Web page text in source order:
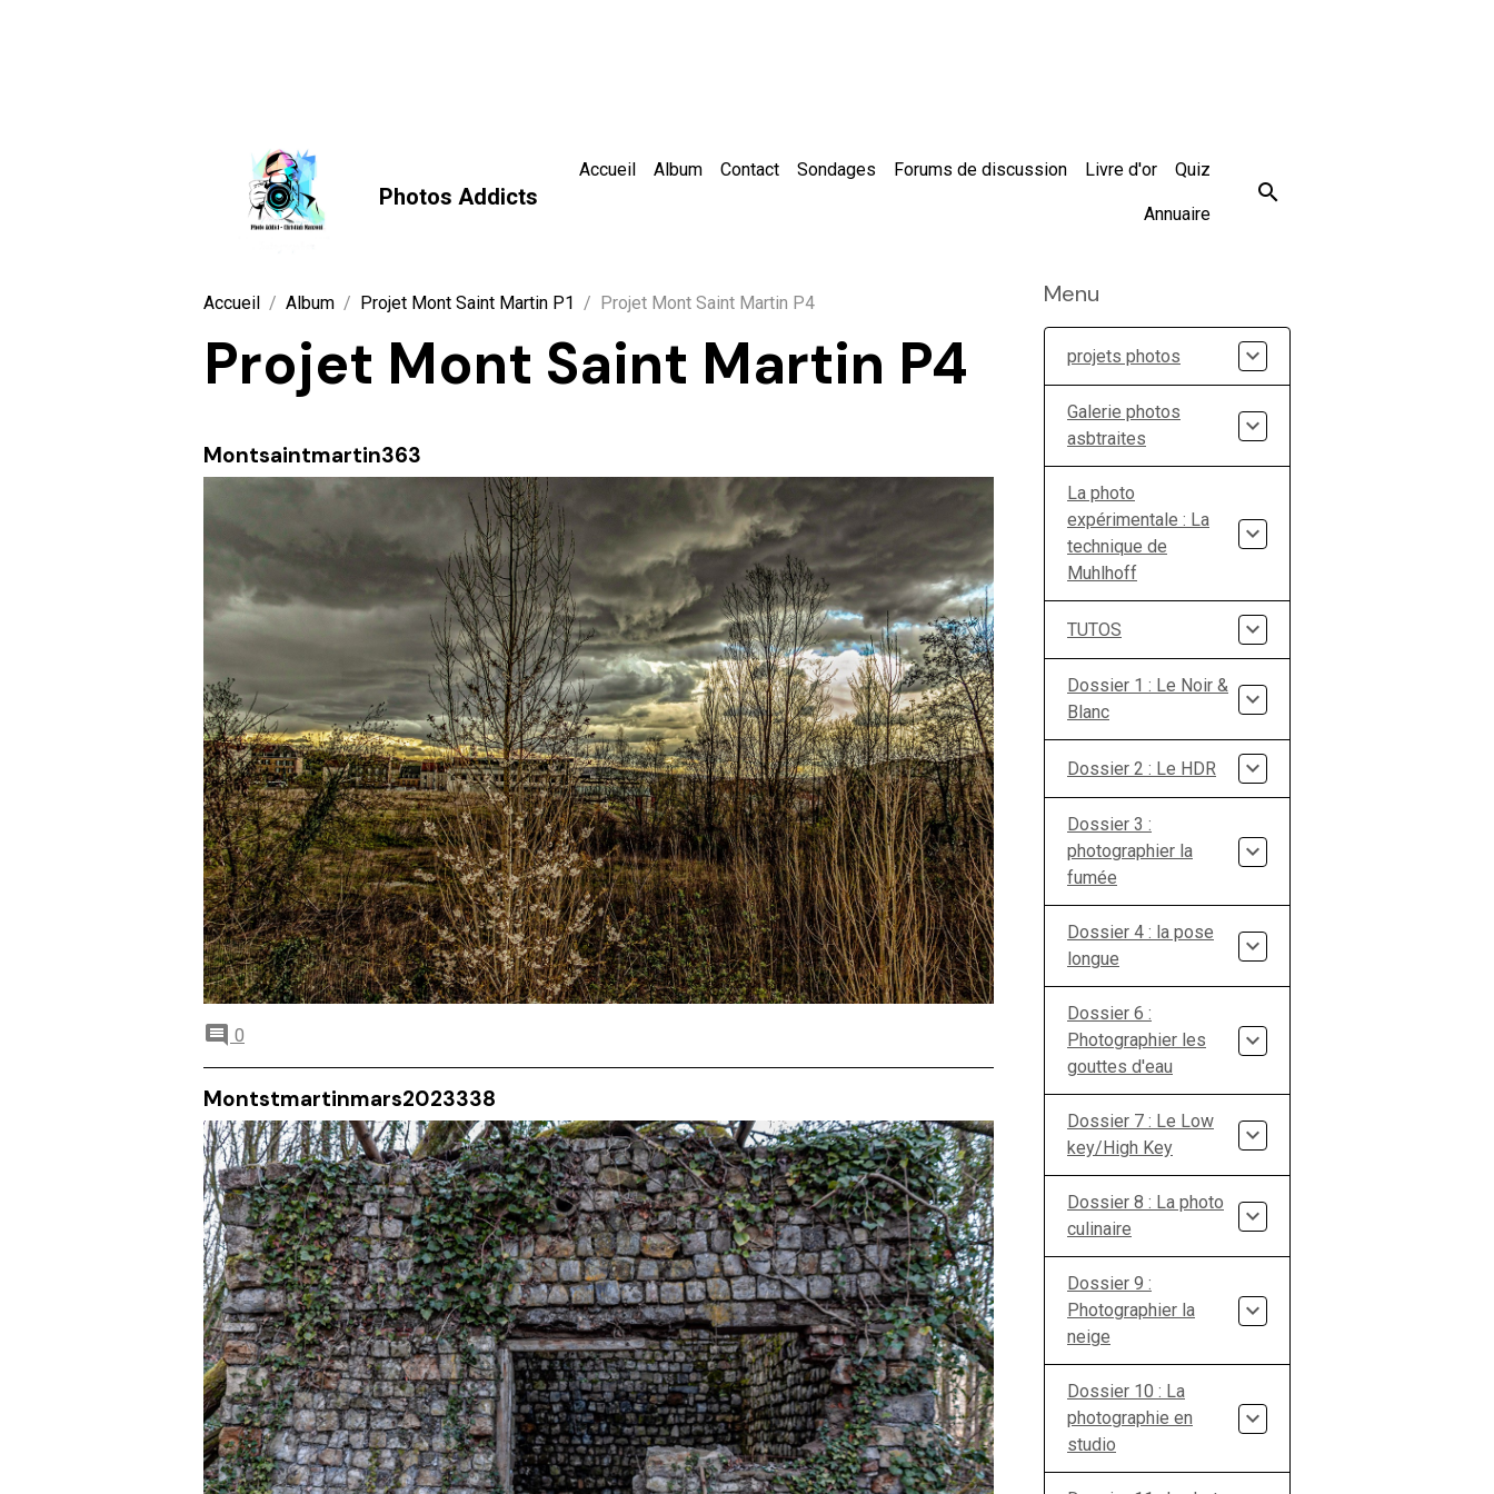
Photos Addicts
Accueil Album Contact Sondages Forums de discussion Livre d'or Quiz
Annuaire
Accueil Album Projet Mont Saint Martin P1 Projet Mont Saint Martin P4
Projet Mont Saint Martin P4
Montsaintmartin363
0
Montstmartinmars2023338
Menu
projets photos
Galerie photos
asbtraites
La photo
expérimentale : La
technique de
Muhlhoff
TUTOS
Dossier 1 : Le Noir &
Blanc
Dossier 2 : Le HDR
Dossier 3 :
photographier la
fumée
Dossier 4 : la pose
longue
Dossier 6 :
Photographier les
gouttes d'eau
Dossier 7 : Le Low
key/High Key
Dossier 8 : La photo
culinaire
Dossier 9 :
Photographier la
neige
Dossier 10 : La
photographie en
studio